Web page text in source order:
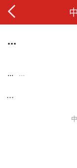
...
... ...
...